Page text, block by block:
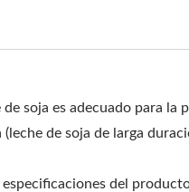
soja es adecuado para la
de soja de larga
del